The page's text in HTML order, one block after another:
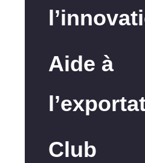
Aide à
Club